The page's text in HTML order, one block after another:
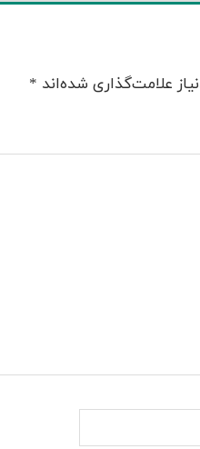
علامت‌گذاری شده‌اند *